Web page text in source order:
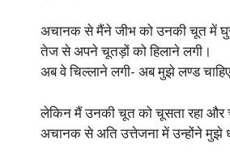
अचानक से मैंने जीभ को उनकी चूत में
तेज से अपने चूतड़ों को हिलाने लगी।
अब वे चिल्लाने लगी- अब मुझे लण्ड
लेकिन मैं उनकी चूत को चूसता रहा और
अचानक से अति उत्तेजना में उन्होंने मुझे